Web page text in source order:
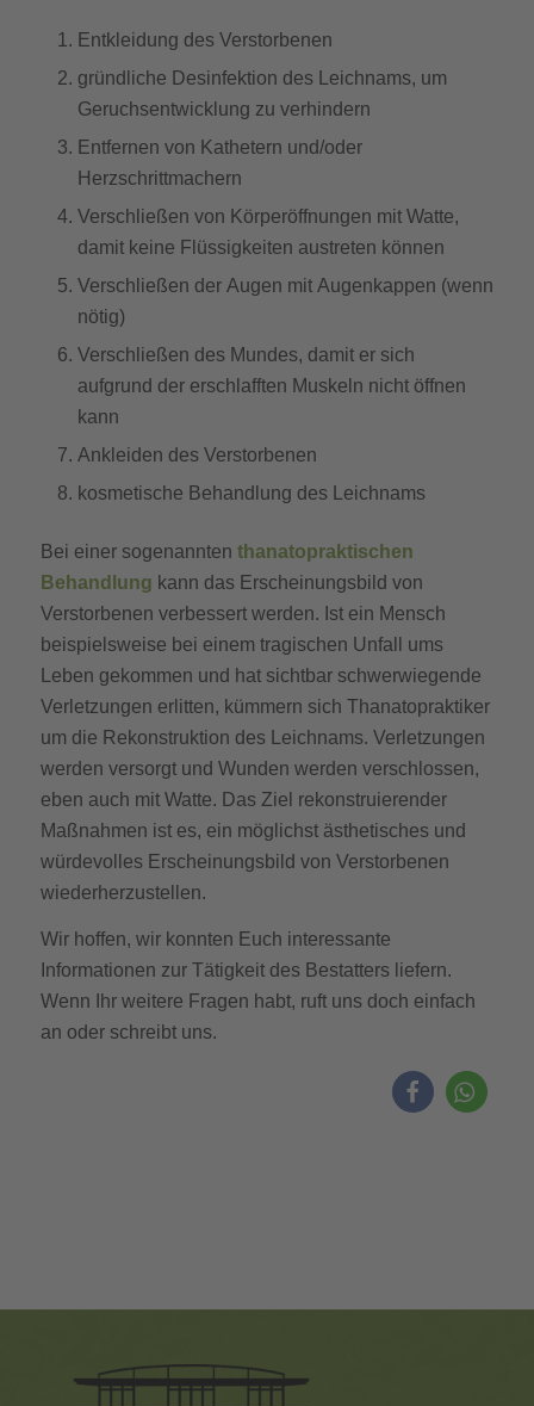
Entkleidung des Verstorbenen
gründliche Desinfektion des Leichnams, um
Geruchsentwicklung zu verhindern
Entfernen von Kathetern und/oder
Herzschrittmachern
Verschließen von Körperöffnungen mit Watte,
damit keine Flüssigkeiten austreten können
Verschließen der Augen mit Augenkappen (wenn
nötig)
Verschließen des Mundes, damit er sich
aufgrund der erschlafften Muskeln nicht öffnen
kann
Ankleiden des Verstorbenen
kosmetische Behandlung des Leichnams
Bei einer sogenannten thanatopraktischen
Behandlung kann das Erscheinungsbild von
Verstorbenen verbessert werden. Ist ein Mensch
beispielsweise bei einem tragischen Unfall ums
Leben gekommen und hat sichtbar schwerwiegende
Verletzungen erlitten, kümmern sich Thanatopraktiker
um die Rekonstruktion des Leichnams. Verletzungen
werden versorgt und Wunden werden verschlossen,
eben auch mit Watte. Das Ziel rekonstruierender
Maßnahmen ist es, ein möglichst ästhetisches und
würdevolles Erscheinungsbild von Verstorbenen
wiederherzustellen.
Wir hoffen, wir konnten Euch interessante
Informationen zur Tätigkeit des Bestatters liefern.
Wenn Ihr weitere Fragen habt, ruft uns doch einfach
an oder schreibt uns.